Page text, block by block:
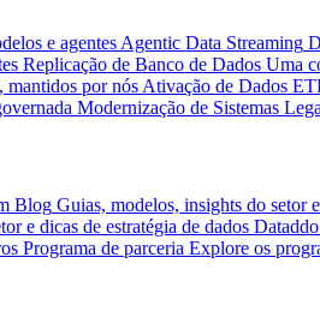
e agentes Agentic Data Streaming
Replicação de Banco de Dados Uma
mantidos por nós Ativação de Dados
Modernização de Sistemas
Blog Guias, modelos, insights do setor
e dicas de estratégia de dados
Programa de parceria Explore os